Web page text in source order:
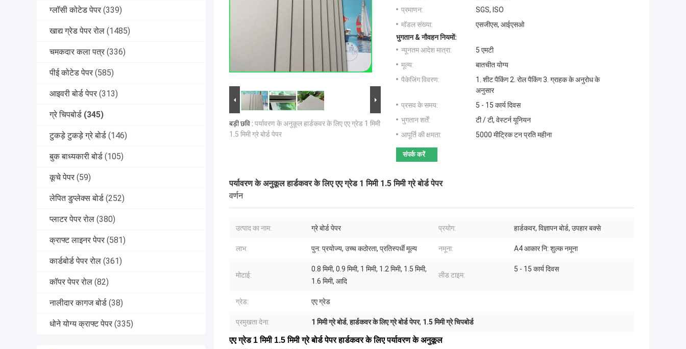
ग्लॉसी कोटेड पेपर (339)
खाद्य ग्रेड पेपर रोल (1485)
चमकदार कला पत्र (336)
पीई कोटेड पेपर (585)
आइवरी बोर्ड पेपर (313)
ग्रे चिपबोर्ड (345)
टुकड़े टुकड़े ग्रे बोर्ड (146)
बुक बाध्यकारी बोर्ड (105)
कूचे पेपर (59)
लेपित डुप्लेक्स बोर्ड (252)
प्लाटर पेपर रोल (380)
क्राफ्ट लाइनर पेपर (581)
कार्डबोर्ड पेपर रोल (361)
कॉपर पेपर रोल (82)
नालीदार कागज बोर्ड (38)
धोने योग्य क्राफ्ट पेपर (335)
बड़ी छवि : पर्यावरण के अनुकूल हार्डकवर के लिए एए ग्रेड 1 मिमी
1.5 मिमी ग्रे बोर्ड पेपर
प्रमाणन:
SGS, ISO
मॉडल संख्या:
एसजीएस, आईएसओ
भुगतान & नौवहन नियमों:
न्यूनतम आदेश मात्रा:
5 एमटी
मूल्य:
बातचीत योग्य
पैकेजिंग विवरण:
1. शीट पैकिंग 2. रोल पैकिंग 3. ग्राहक के अनुरोध के
अनुसार
प्रसव के समय:
5 - 15 कार्य दिवस
भुगतान शर्तें:
टी / टी, वेस्टर्न यूनियन
आपूर्ति की क्षमता:
5000 मीट्रिक टन प्रति महीना
संपर्क करें
पर्यावरण के अनुकूल हार्डकवर के लिए एए ग्रेड 1 मिमी 1.5 मिमी ग्रे बोर्ड पेपर
वर्णन
उत्पाद का नाम: ग्रे बोर्ड पेपर प्रयोग: हार्डकवर, विज्ञापन बोर्ड, उपहार बक्से
लाभ: पुन: प्रयोज्य, उच्च कठोरता, प्रतिस्पर्धी मूल्य नमूना: A4 आकार नि: शुल्क नमूना
मोटाई:
0.8 मिमी, 0.9 मिमी, 1 मिमी, 1.2 मिमी, 1.5 मिमी,
1.6 मिमी, आदि
लीड टाइम:
5 - 15 कार्य दिवस
ग्रेड: एए ग्रेड
प्रमुखता देना: 1 मिमी ग्रे बोर्ड,हार्डकवर के लिए ग्रे बोर्ड पेपर, 1.5 मिमी ग्रे चिपबोर्ड
एए ग्रेड 1 मिमी 1.5 मिमी ग्रे बोर्ड पेपर हार्डकवर के लिए पर्यावरण के अनुकूल